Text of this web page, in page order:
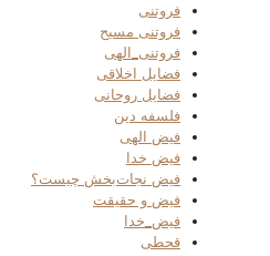
فروتنی
فروتنی مسیح
فروتنی_الهی
فضایل اخلاقی
فضایل روحانی
فلسفه دین
فیض الهی
فیض خدا
فیض نجات‌بخش چیست؟
فیض و حقیقت
فیض_خدا
قحطی